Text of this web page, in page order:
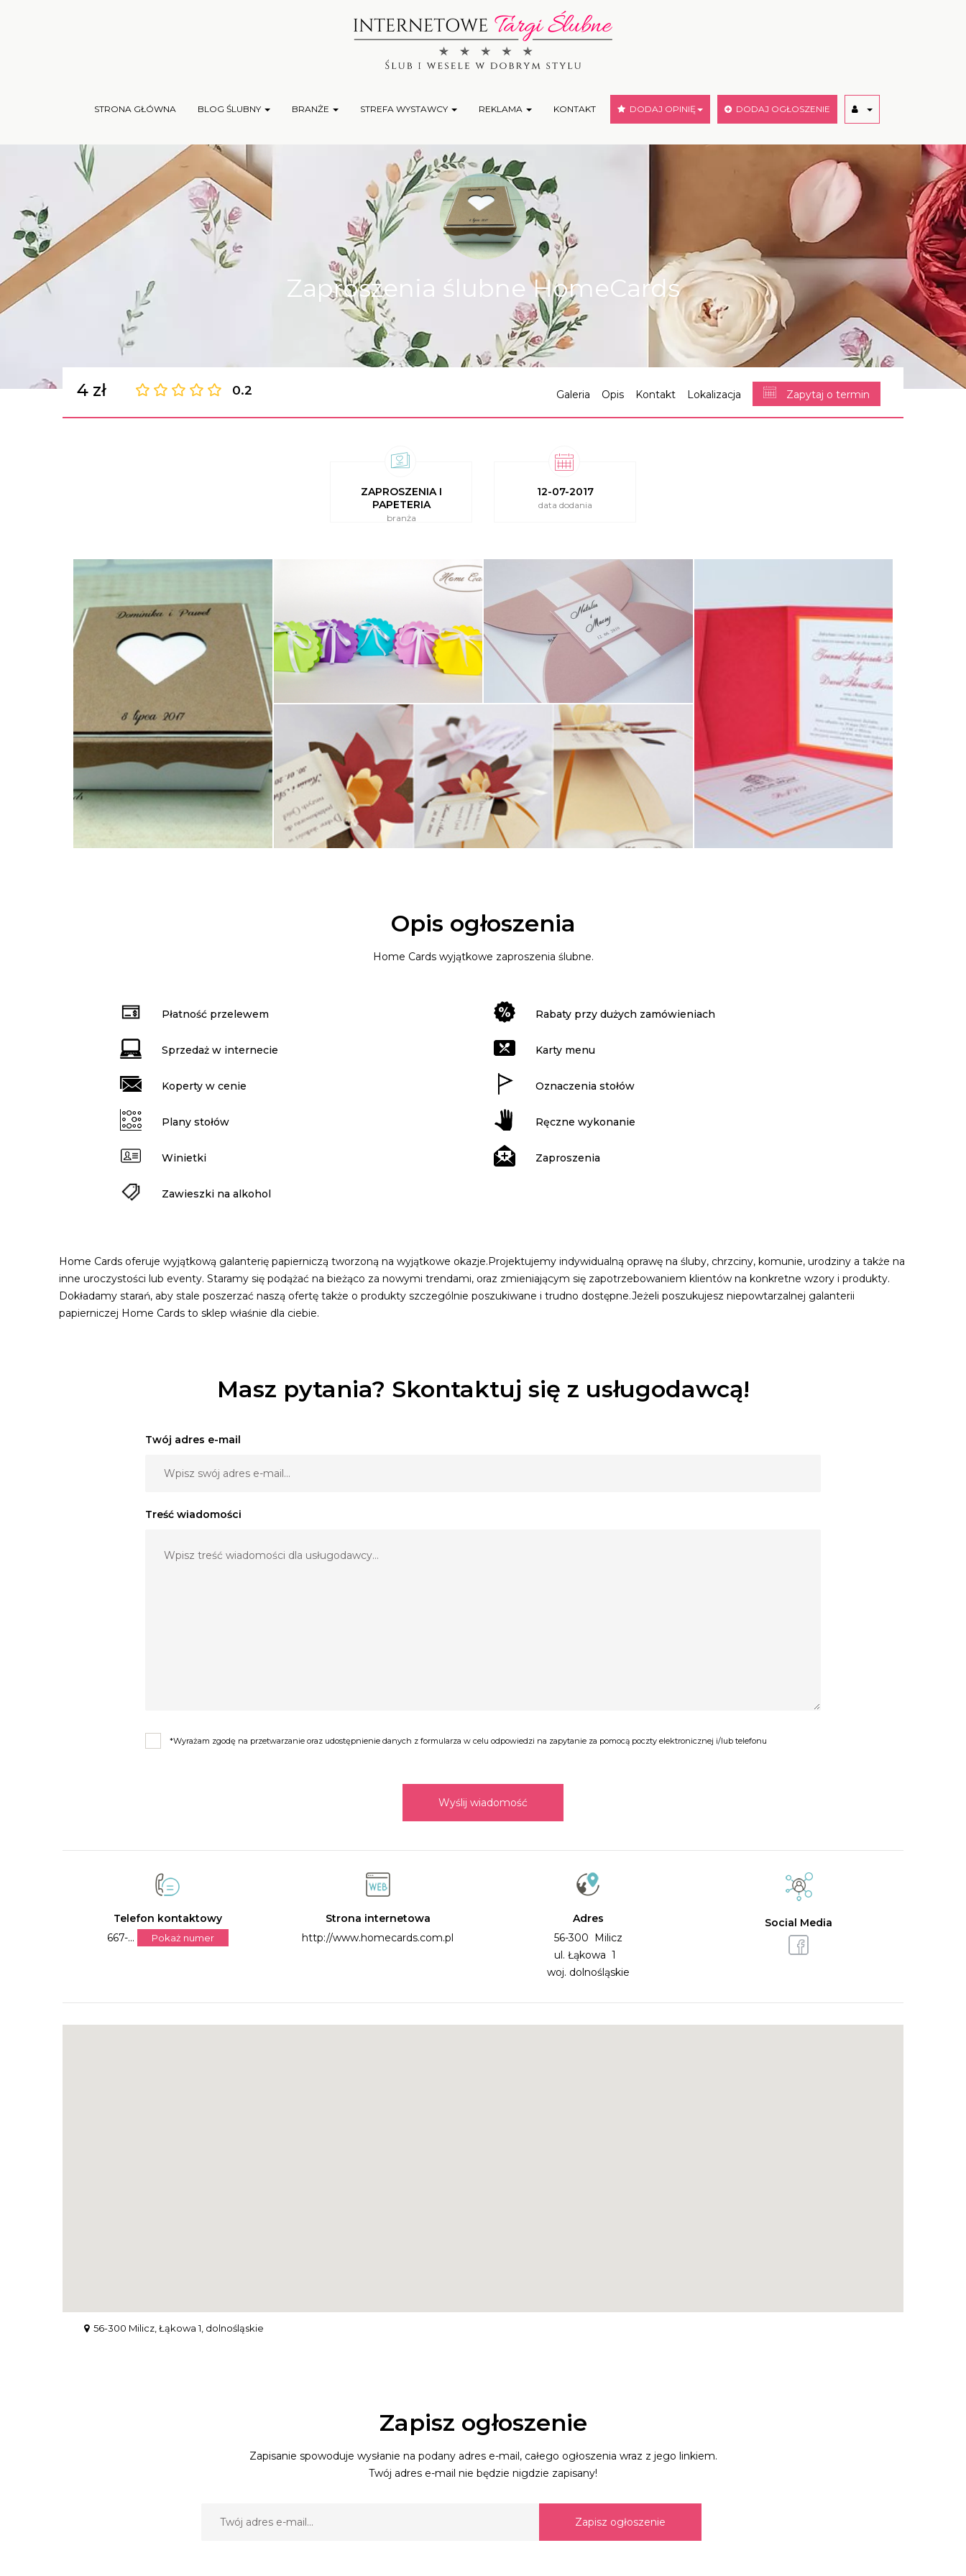
STRONA GŁÓWNA BLOG ŚLUBNY BRANŻE STREFA WYSTAWCY REKLAMA KONTAKT DODAJ OPINIĘ DODAJ OGŁOSZENIE
Zaproszenia ślubne HomeCards
4 zł 0.2 Galeria Opis Kontakt Lokalizacja Zapytaj o termin
ZAPROSZENIA I
PAPETERIA
branża
12-07-2017
data dodania
Opis ogłoszenia
Home Cards wyjątkowe zaproszenia ślubne.
Płatność przelewem Rabaty przy dużych zamówieniach
Sprzedaż w internecie Karty menu
Koperty w cenie Oznaczenia stołów
Plany stołów Ręczne wykonanie
Winietki Zaproszenia
Zawieszki na alkohol
Home Cards oferuje wyjątkową galanterię papierniczą tworzoną na wyjątkowe okazje.Projektujemy indywidualną oprawę na śluby, chrzciny, komunie, urodziny a także na
inne uroczystości lub eventy. Staramy się podążać na bieżąco za nowymi trendami, oraz zmieniającym się zapotrzebowaniem klientów na konkretne wzory i produkty.
Dokładamy starań, aby stale poszerzać naszą ofertę także o produkty szczególnie poszukiwane i trudno dostępne.Jeżeli poszukujesz niepowtarzalnej galanterii
papierniczej Home Cards to sklep właśnie dla ciebie.
Masz pytania? Skontaktuj się z usługodawcą!
Twój adres e-mail
Treść wiadomości
*Wyrażam zgodę na przetwarzanie oraz udostępnienie danych z formularza w celu odpowiedzi na zapytanie za pomocą poczty elektronicznej i/lub telefonu
Wyślij wiadomość
Telefon kontaktowy
667-...
Pokaż numer
Strona internetowa
http://www.homecards.com.pl
Adres
56-300 Milicz
ul. Łąkowa 1
woj. dolnośląskie
Social Media
56-300 Milicz, Łąkowa 1, dolnośląskie
Zapisz ogłoszenie
Zapisanie spowoduje wysłanie na podany adres e-mail, całego ogłoszenia wraz z jego linkiem.
Twój adres e-mail nie będzie nigdzie zapisany!
Zapisz ogłoszenie